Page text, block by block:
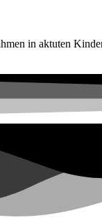
in aktuten